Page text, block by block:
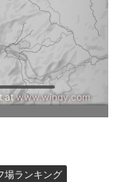
場ランキング